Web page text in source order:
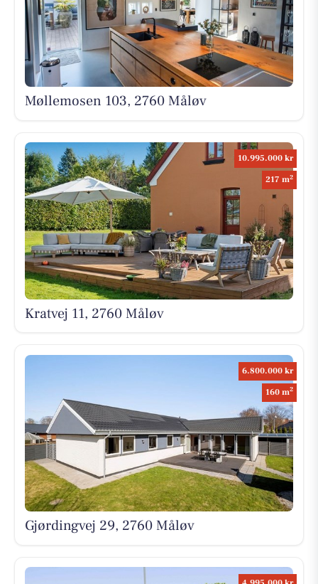
Møllemosen 103, 2760 Måløv
10.995.000 kr
217 m2
Kratvej 11, 2760 Måløv
6.800.000 kr
160 m2
Gjørdingvej 29, 2760 Måløv